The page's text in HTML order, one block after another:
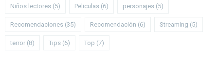
Niños lectores (5) Peliculas (6) personajes (5)
Recomendaciones (35) Recomendación (6) Streaming (5)
terror (8) Tips (6) Top (7)